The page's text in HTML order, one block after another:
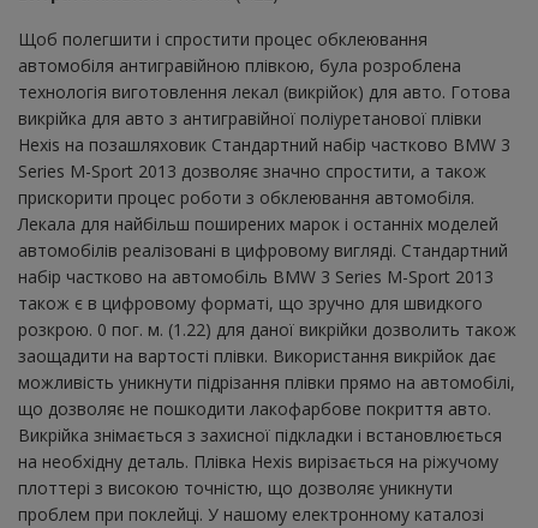
Щоб полегшити і спростити процес обклеювання
автомобіля антигравійною плівкою, була розроблена
технологія виготовлення лекал (викрійок) для авто. Готова
викрійка для авто з антигравійної поліуретанової плівки
Hexis на позашляховик Стандартний набір частково BMW 3
Series M-Sport 2013 дозволяє значно спростити, а також
прискорити процес роботи з обклеювання автомобіля.
Лекала для найбільш поширених марок і останніх моделей
автомобілів реалізовані в цифровому вигляді. Стандартний
набір частково на автомобіль BMW 3 Series M-Sport 2013
також є в цифровому форматі, що зручно для швидкого
розкрою. 0 пог. м. (1.22) для даної викрійки дозволить також
заощадити на вартості плівки. Використання викрійок дає
можливість уникнути підрізання плівки прямо на автомобілі,
що дозволяє не пошкодити лакофарбове покриття авто.
Викрійка знімається з захисної підкладки і встановлюється
на необхідну деталь. Плівка Hexis вирізається на ріжучому
плоттері з високою точністю, що дозволяє уникнути
проблем при поклейці. У нашому електронному каталозі